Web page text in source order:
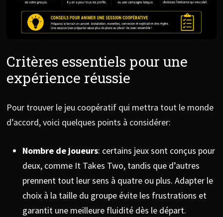
Critères essentiels pour une
expérience réussie
Pour trouver le jeu coopératif qui mettra tout le monde
d’accord, voici quelques points à considérer:
Nombre de joueurs: certains jeux sont conçus pour
deux, comme It Takes Two, tandis que d’autres
prennent tout leur sens à quatre ou plus. Adapter le
choix à la taille du groupe évite les frustrations et
garantit une meilleure fluidité dès le départ.